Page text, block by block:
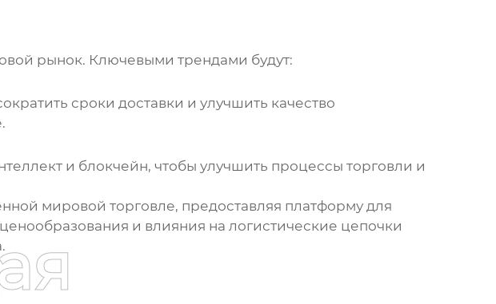
рынок. Ключевыми трендами будут:
сроки доставки и улучшить качество
и блокчейн, чтобы улучшить процессы торговли и
мировой торговле, предоставляя платформу для
и влияния на логистические цепочки
.